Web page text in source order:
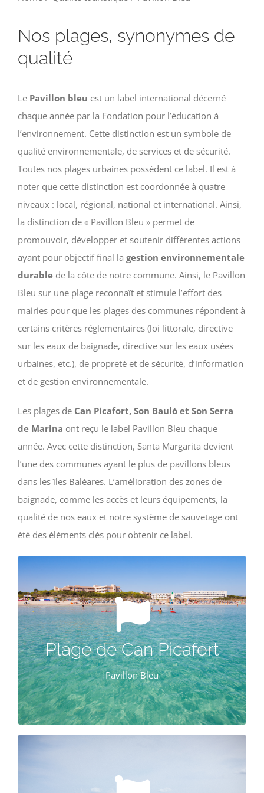
Nos plages, synonymes de
qualité
Le Pavillon bleu est un label international décerné
chaque année par la Fondation pour l’éducation à
l’environnement. Cette distinction est un symbole de
qualité environnementale, de services et de sécurité.
Toutes nos plages urbaines possèdent ce label. Il est à
noter que cette distinction est coordonnée à quatre
niveaux : local, régional, national et international. Ainsi,
la distinction de « Pavillon Bleu » permet de
promouvoir, développer et soutenir différentes actions
ayant pour objectif final la gestion environnementale
durable de la côte de notre commune. Ainsi, le Pavillon
Bleu sur une plage reconnaît et stimule l’effort des
mairies pour que les plages des communes répondent à
certains critères réglementaires (loi littorale, directive
sur les eaux de baignade, directive sur les eaux usées
urbaines, etc.), de propreté et de sécurité, d’information
et de gestion environnementale.
Les plages de Can Picafort, Son Bauló et Son Serra
de Marina ont reçu le label Pavillon Bleu chaque
année. Avec cette distinction, Santa Margarita devient
l’une des communes ayant le plus de pavillons bleus
dans les îles Baléares. L’amélioration des zones de
baignade, comme les accès et leurs équipements, la
qualité de nos eaux et notre système de sauvetage ont
été des éléments clés pour obtenir ce label.
Plage de Can Picafort
Pavillon Bleu
PAVILLON BLEU
1991
1993-2000
2002-2005
2007-2021